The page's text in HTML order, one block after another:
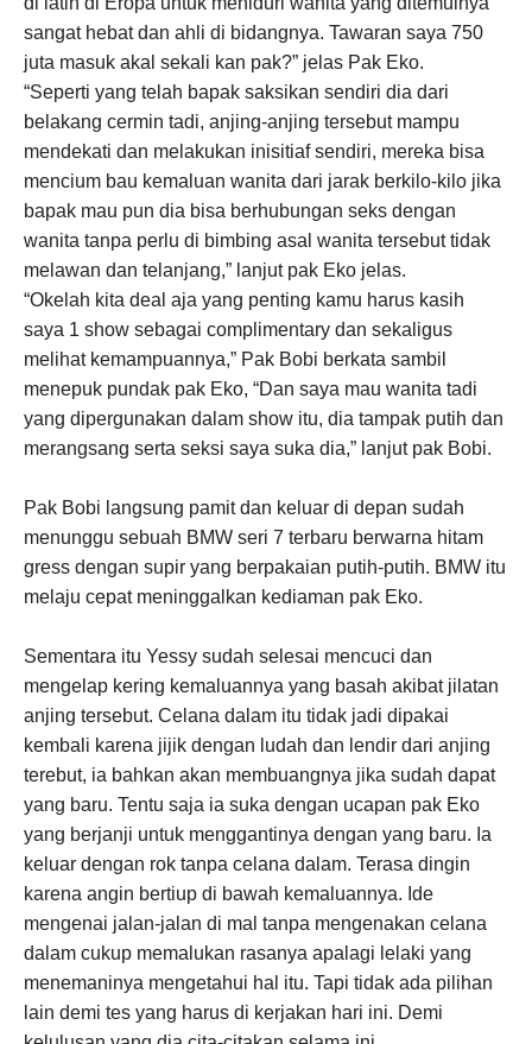
sangat hebat dan ahli di bidangnya. Tawaran saya 750
juta masuk akal sekali kan pak?” jelas Pak Eko.
“Seperti yang telah bapak saksikan sendiri dia dari
belakang cermin tadi, anjing-anjing tersebut mampu
mendekati dan melakukan inisitiaf sendiri, mereka bisa
mencium bau kemaluan wanita dari jarak berkilo-kilo jika
bapak mau pun dia bisa berhubungan seks dengan
wanita tanpa perlu di bimbing asal wanita tersebut tidak
melawan dan telanjang,” lanjut pak Eko jelas.
“Okelah kita deal aja yang penting kamu harus kasih
saya 1 show sebagai complimentary dan sekaligus
melihat kemampuannya,” Pak Bobi berkata sambil
menepuk pundak pak Eko, “Dan saya mau wanita tadi
yang dipergunakan dalam show itu, dia tampak putih dan
merangsang serta seksi saya suka dia,” lanjut pak Bobi.
Pak Bobi langsung pamit dan keluar di depan sudah
menunggu sebuah BMW seri 7 terbaru berwarna hitam
gress dengan supir yang berpakaian putih-putih. BMW itu
melaju cepat meninggalkan kediaman pak Eko.
Sementara itu Yessy sudah selesai mencuci dan
mengelap kering kemaluannya yang basah akibat jilatan
anjing tersebut. Celana dalam itu tidak jadi dipakai
kembali karena jijik dengan ludah dan lendir dari anjing
terebut, ia bahkan akan membuangnya jika sudah dapat
yang baru. Tentu saja ia suka dengan ucapan pak Eko
yang berjanji untuk menggantinya dengan yang baru. Ia
keluar dengan rok tanpa celana dalam. Terasa dingin
karena angin bertiup di bawah kemaluannya. Ide
mengenai jalan-jalan di mal tanpa mengenakan celana
dalam cukup memalukan rasanya apalagi lelaki yang
menemaninya mengetahui hal itu. Tapi tidak ada pilihan
lain demi tes yang harus di kerjakan hari ini. Demi